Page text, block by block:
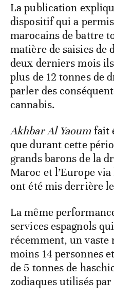
La publication
dispositif qui a
marocains de battre
matière de saisies de
deux derniers mois
plus de 12 tonnes de
parler des
cannabis.
Akhbar Al Yaoumfait
que durant cette
grands barons de la
Maroc et l’Europe
ont été mis derrière
La même
services espagnols
récemment, un vaste
moins 14 personnes
de 5 tonnes de
zodiaques utilisés